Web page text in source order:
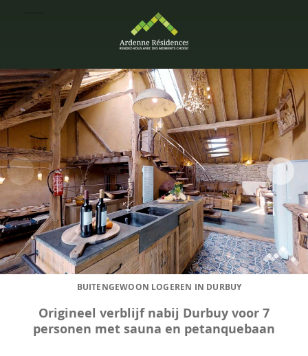
BUITENGEWOON LOGEREN IN DURBUY
Origineel verblijf nabij Durbuy voor 7
personen met sauna en petanquebaan